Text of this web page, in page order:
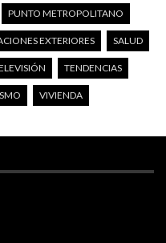
PUNTO METROPOLITANO
EXTERIORES SALUD
TENDENCIAS
VIVIENDA